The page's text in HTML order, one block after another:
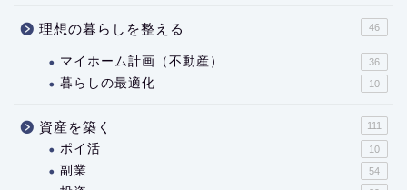
理想の暮らしを整える 46
マイホーム計画（不動産） 36
暮らしの最適化 10
資産を築く 111
ポイ活 10
副業 54